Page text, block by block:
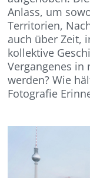
Anlass, um
Territorien,
auch über Zeit,
kollektive
Vergangenes in
werden? Wie
Fotografie